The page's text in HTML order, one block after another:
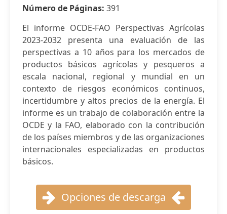
Número de Páginas: 391
El informe OCDE-FAO Perspectivas Agrícolas
2023-2032 presenta una evaluación de las
perspectivas a 10 años para los mercados de
productos básicos agrícolas y pesqueros a
escala nacional, regional y mundial en un
contexto de riesgos económicos continuos,
incertidumbre y altos precios de la energía. El
informe es un trabajo de colaboración entre la
OCDE y la FAO, elaborado con la contribución
de los países miembros y de las organizaciones
internacionales especializadas en productos
básicos.
Opciones de descarga